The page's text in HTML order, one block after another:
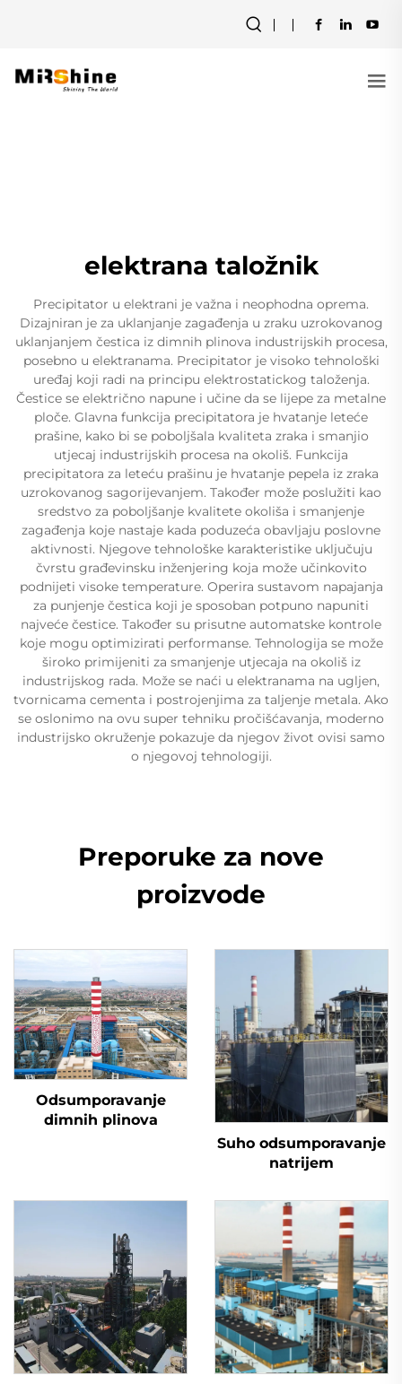
elektrana taložnik
Precipitator u elektrani je važna i neophodna oprema.
Dizajniran je za uklanjanje zagađenja u zraku uzrokovanog
uklanjanjem čestica iz dimnih plinova industrijskih procesa,
posebno u elektranama. Precipitator je visoko tehnološki
uređaj koji radi na principu elektrostatickog taloženja.
Čestice se električno napune i učine da se lijepe za metalne
ploče. Glavna funkcija precipitatora je hvatanje leteće
prašine, kako bi se poboljšala kvaliteta zraka i smanjio
utjecaj industrijskih procesa na okoliš. Funkcija
precipitatora za leteću prašinu je hvatanje pepela iz zraka
uzrokovanog sagorijevanjem. Također može poslužiti kao
sredstvo za poboljšanje kvalitete okoliša i smanjenje
zagađenja koje nastaje kada poduzeća obavljaju poslovne
aktivnosti. Njegove tehnološke karakteristike uključuju
čvrstu građevinsku inženjering koja može učinkovito
podnijeti visoke temperature. Operira sustavom napajanja
za punjenje čestica koji je sposoban potpuno napuniti
najveće čestice. Također su prisutne automatske kontrole
koje mogu optimizirati performanse. Tehnologija se može
široko primijeniti za smanjenje utjecaja na okoliš iz
industrijskog rada. Može se naći u elektranama na ugljen,
tvornicama cementa i postrojenjima za taljenje metala. Ako
se oslonimo na ovu super tehniku pročišćavanja, moderno
industrijsko okruženje pokazuje da njegov život ovisi samo
o njegovoj tehnologiji.
Preporuke za nove
proizvode
Odsumporavanje
dimnih plinova
Suho odsumporavanje
natrijem